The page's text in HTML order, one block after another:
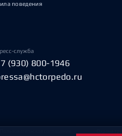
поведения
служба
(930) 800-1946